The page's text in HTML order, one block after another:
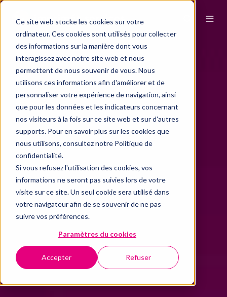
Ce site web stocke les cookies sur votre
ordinateur. Ces cookies sont utilisés pour collecter
des informations sur la manière dont vous
interagissez avec notre site web et nous
permettent de nous souvenir de vous. Nous
utilisons ces informations afin d'améliorer et de
personnaliser votre expérience de navigation, ainsi
que pour les données et les indicateurs concernant
nos visiteurs à la fois sur ce site web et sur d'autres
supports. Pour en savoir plus sur les cookies que
nous utilisons, consultez notre Politique de
confidentialité.
Si vous refusez l'utilisation des cookies, vos
informations ne seront pas suivies lors de votre
visite sur ce site. Un seul cookie sera utilisé dans
votre navigateur afin de se souvenir de ne pas
suivre vos préférences.
Paramètres du cookies
Accepter Refuser